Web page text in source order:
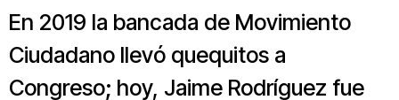
En 2019 la bancada de Movimiento
Ciudadano llevó quequitos a
Congreso; hoy, Jaime Rodríguez fue